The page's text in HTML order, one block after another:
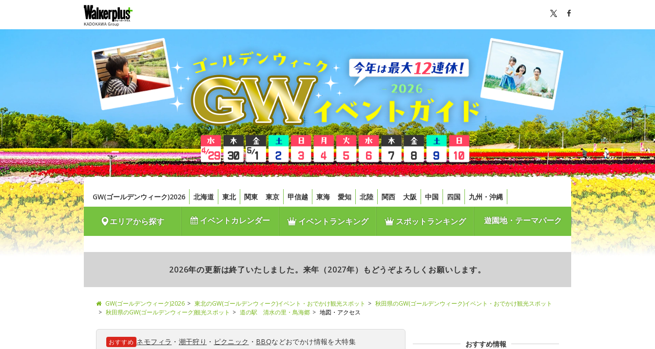
GW(ゴールデンウィーク)2026 北海道 東北 関東 東京 甲信越 東海 愛知 北陸 関西 大阪 中国 四国 九州・沖縄
エリアから探す イベントカレンダー イベントランキング スポットランキング 遊園地・テーマパーク
2026年の更新は終了いたしました。来年（2027年）もどうぞよろしくお願いします。
GW(ゴールデンウィーク)2026 東北のGW(ゴールデンウィーク)イベント・おでかけ観光スポット
秋田県のGW(ゴールデンウィーク)イベント・おでかけ観光スポット
秋田県のGW(ゴールデンウィーク)観光スポット
道の駅 清水の里・鳥海郷 地図・アクセス
おすすめ ネモフィラ ・ 潮干狩り ・ ピクニック ・ BBQなどおでかけ情報を大特集 おすすめ情報